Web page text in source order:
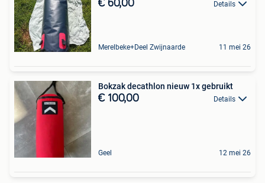
€ 60,00 Details
Merelbeke+Deel Zwijnaarde 11 mei 26
Bokzak decathlon nieuw 1x gebruikt
€ 100,00 Details
Geel 12 mei 26